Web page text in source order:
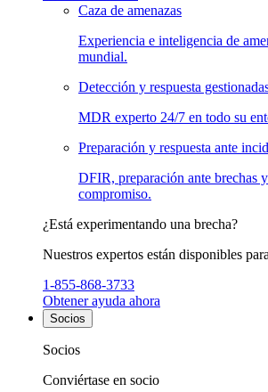
Caza de amenazas
Experiencia e inteligencia de
mundial.
Detección y respuesta
MDR experto 24/7 en todo su
Preparación y respuesta ante
DFIR, preparación ante brechas
compromiso.
¿Está experimentando una brecha?
Nuestros expertos están disponibles
1-855-868-3733
Obtener ayuda ahora
Socios
Socios
Conviértase en socio